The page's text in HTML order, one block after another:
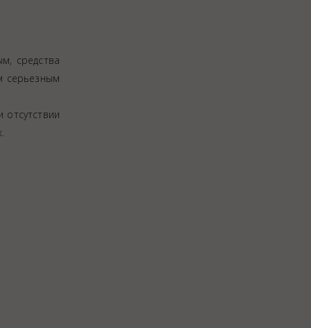
средства
серьезным